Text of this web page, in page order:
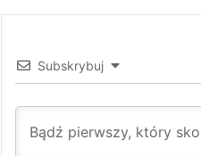
Subskrybuj